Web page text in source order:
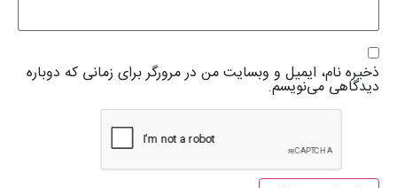
ذخیره نام، ایمیل و وبسایت من در مرورگر برای زمانی که دوباره
دیدگاهی می‌نویسم.